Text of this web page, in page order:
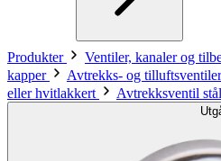
Produkter Ventiler, kanaler og
kapper
Avtrekks- og
eller hvitlakkert
Avtrekksventil